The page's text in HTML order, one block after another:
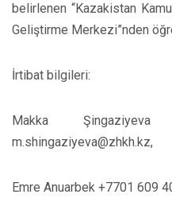
belirlenen “Kazakistan
Geliştirme Merkezi”nden
İrtibat bilgileri:
Makka
m.shingaziyeva@zhkh.kz,
Emre Anuarbek +7701 609